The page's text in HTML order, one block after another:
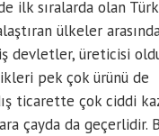
ilk sıralarda olan
ülkeler
devletler, üreticisi
pek çok ürünü de
ticarette çok ciddi
çayda da geçerlidir.